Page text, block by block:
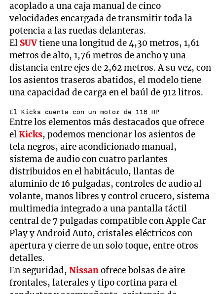
acoplado a una caja manual de cinco
velocidades encargada de transmitir toda la
potencia a las ruedas delanteras.
El SUVtiene una longitud de 4,30 metros, 1,61
metros de alto, 1,76 metros de ancho y una
distancia entre ejes de 2,62 metros. A su vez, con
los asientos traseros abatidos, el modelo tiene
una capacidad de carga en el baúl de 912 litros.
El Kicks cuenta con un motor de 118 HP
Entre los elementos más destacados que ofrece
elKicks, podemos mencionar los asientos de
tela negros, aire acondicionado manual,
sistema de audio con cuatro parlantes
distribuidos en el habitáculo, llantas de
aluminio de 16 pulgadas, controles de audio al
volante, manos libres y control crucero, sistema
multimedia integrado a una pantalla táctil
central de 7 pulgadas compatible con Apple Car
Play y Android Auto, cristales eléctricos con
apertura y cierre de un solo toque, entre otros
detalles.
En seguridad,Nissanofrece bolsas de aire
frontales, laterales y tipo cortina para el